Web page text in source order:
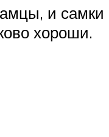
и самки
хороши.